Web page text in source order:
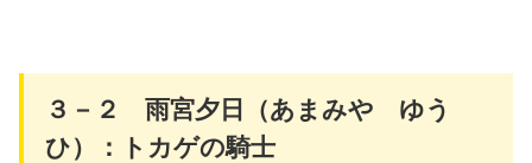
３－２ 雨宮夕日（あまみや ゆう
ひ）：トカゲの騎士